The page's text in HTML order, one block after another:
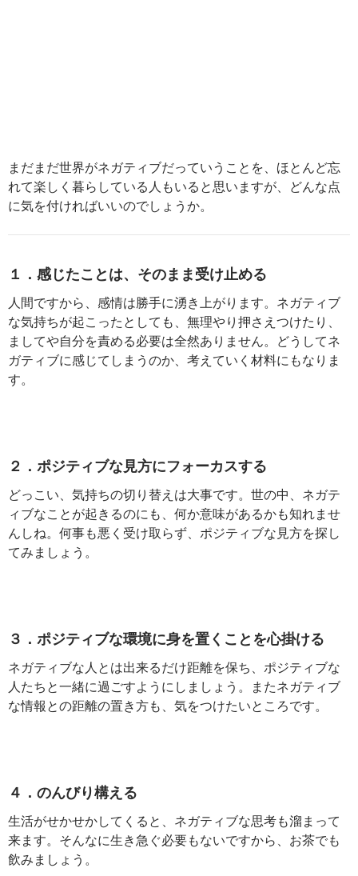
まだまだ世界がネガティブだっていうことを、ほとんど忘
れて楽しく暮らしている人もいると思いますが、どんな点
に気を付ければいいのでしょうか。
１．感じたことは、そのまま受け止める
人間ですから、感情は勝手に湧き上がります。ネガティブ
な気持ちが起こったとしても、無理やり押さえつけたり、
ましてや自分を責める必要は全然ありません。どうしてネ
ガティブに感じてしまうのか、考えていく材料にもなりま
す。
２．ポジティブな見方にフォーカスする
どっこい、気持ちの切り替えは大事です。世の中、ネガテ
ィブなことが起きるのにも、何か意味があるかも知れませ
んしね。何事も悪く受け取らず、ポジティブな見方を探し
てみましょう。
３．ポジティブな環境に身を置くことを心掛ける
ネガティブな人とは出来るだけ距離を保ち、ポジティブな
人たちと一緒に過ごすようにしましょう。またネガティブ
な情報との距離の置き方も、気をつけたいところです。
４．のんびり構える
生活がせかせかしてくると、ネガティブな思考も溜まって
来ます。そんなに生き急ぐ必要もないですから、お茶でも
飲みましょう。